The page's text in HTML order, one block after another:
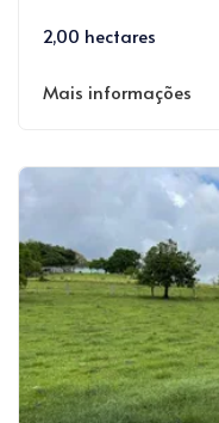
2,00 hectares
Mais informações